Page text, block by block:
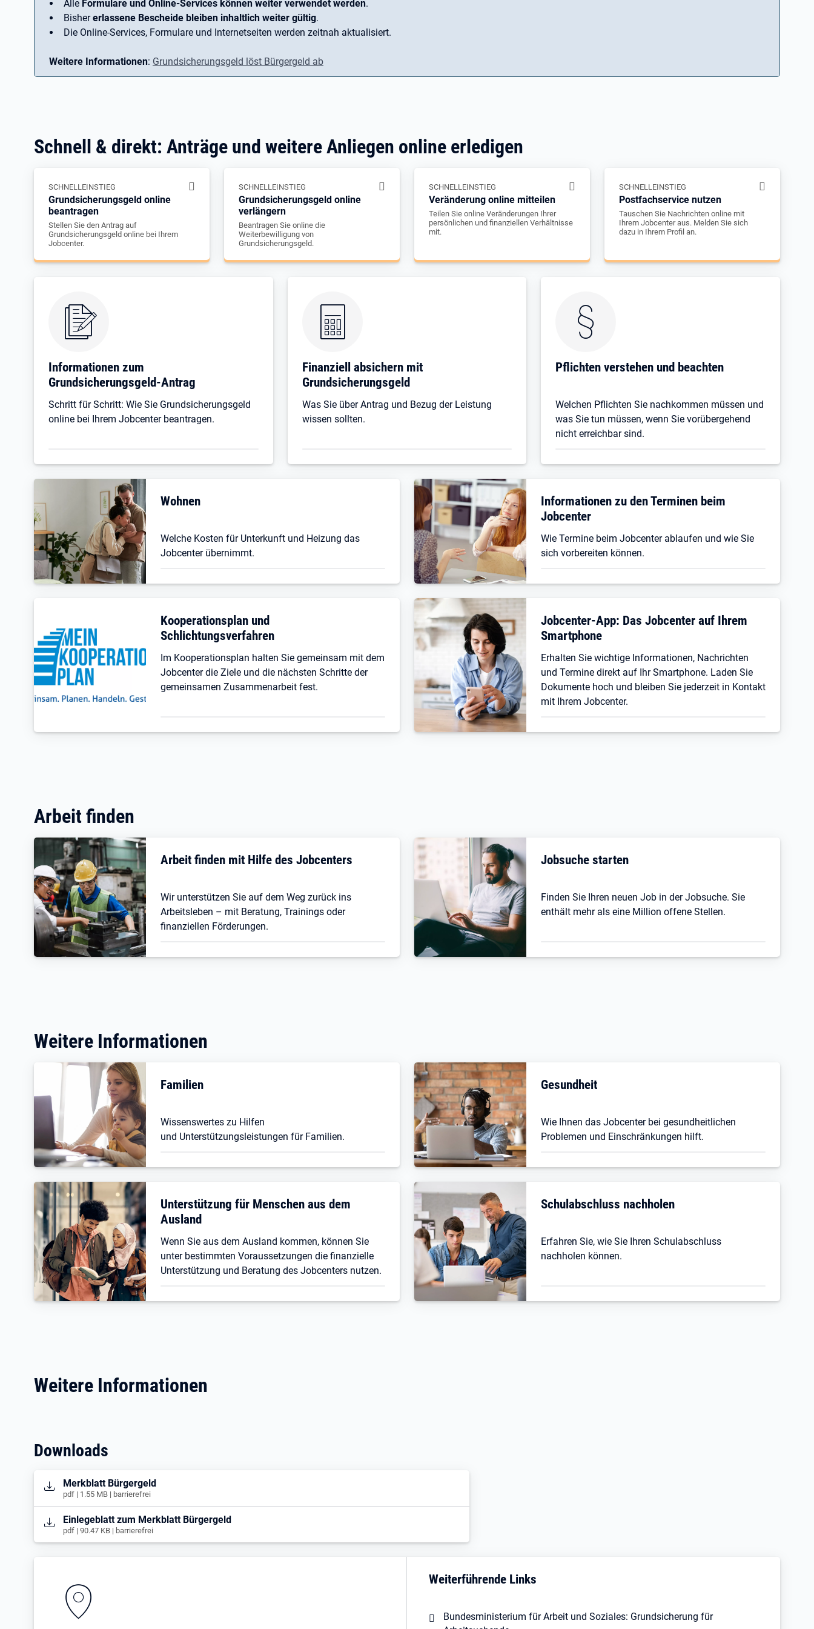
Alle Formulare und Online-Services können weiter verwendet werden.
Bishererlassene Bescheide bleiben inhaltlich weiter gültig.
Die Online-Services, Formulare und Internetseiten werden zeitnah aktualisiert.
Weitere Informationen: Grundsicherungsgeld löst Bürgergeld ab
Schnell & direkt: Anträge und weitere Anliegen online erledigen
SCHNELLEINSTIEG
Grundsicherungsgeld online
beantragen
Stellen Sie den Antrag auf
Grundsicherungsgeld online bei Ihrem
Jobcenter.
SCHNELLEINSTIEG
Grundsicherungsgeld online
verlängern
Beantragen Sie online die
Weiterbewilligung von
Grundsicherungsgeld.
SCHNELLEINSTIEG
Veränderung online mitteilen
Teilen Sie online Veränderungen Ihrer
persönlichen und finanziellen Verhältnisse
mit.
SCHNELLEINSTIEG
Postfachservice nutzen
Tauschen Sie Nachrichten online mit
Ihrem Jobcenter aus. Melden Sie sich
dazu in Ihrem Profil an.
Informationen zum
Grundsicherungsgeld-Antrag
Schritt für Schritt: Wie Sie Grundsicherungsgeld
online bei Ihrem Jobcenter beantragen.
Finanziell absichern mit
Grundsicherungsgeld
Was Sie über Antrag und Bezug der Leistung
wissen sollten.
Pflichten verstehen und beachten
Welchen Pflichten Sie nachkommen müssen und
was Sie tun müssen, wenn Sie vorübergehend
nicht erreichbar sind.
Wohnen
Welche Kosten für Unterkunft und Heizung das
Jobcenter übernimmt.
Informationen zu den Terminen beim
Jobcenter
Wie Termine beim Jobcenter ablaufen und wie Sie
sich vorbereiten können.
Kooperationsplan und
Schlichtungsverfahren
Im Kooperationsplan halten Sie gemeinsam mit dem
Jobcenter die Ziele und die nächsten Schritte der
gemeinsamen Zusammenarbeit fest.
Jobcenter-App: Das Jobcenter auf Ihrem
Smartphone
Erhalten Sie wichtige Informationen, Nachrichten
und Termine direkt auf Ihr Smartphone. Laden Sie
Dokumente hoch und bleiben Sie jederzeit in Kontakt
mit Ihrem Jobcenter.
Arbeit finden
Arbeit finden mit Hilfe des Jobcenters
Wir unterstützen Sie auf dem Weg zurück ins
Arbeitsleben – mit Beratung, Trainings oder
finanziellen Förderungen.
Jobsuche starten
Finden Sie Ihren neuen Job in der Jobsuche. Sie
enthält mehr als eine Million offene Stellen.
Weitere Informationen
Familien
Wissenswertes zu Hilfen
und Unterstützungsleistungen für Familien.
Gesundheit
Wie Ihnen das Jobcenter bei gesundheitlichen
Problemen und Einschränkungen hilft.
Unterstützung für Menschen aus dem
Ausland
Wenn Sie aus dem Ausland kommen, können Sie
unter bestimmten Voraussetzungen die finanzielle
Unterstützung und Beratung des Jobcenters nutzen.
Schulabschluss nachholen
Erfahren Sie, wie Sie Ihren Schulabschluss
nachholen können.
Weitere Informationen
Downloads
Öffnet in neuem Tab
Merkblatt Bürgergeld
pdf | 1.55 MB | barrierefrei
Öffnet in neuem Tab
Einlegeblatt zum Merkblatt Bürgergeld
pdf | 90.47 KB | barrierefrei
Weiterführende Links
Bundesministerium für Arbeit und Soziales: Grundsicherung für